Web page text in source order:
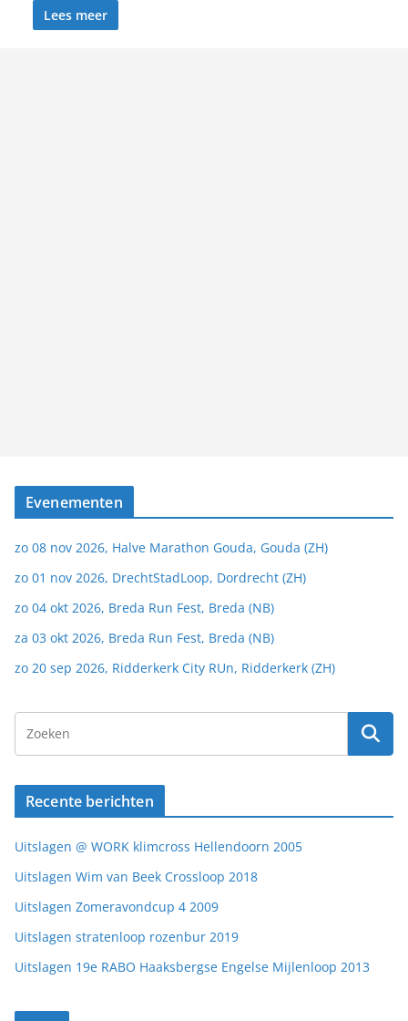
Lees meer
Evenementen
zo 08 nov 2026, Halve Marathon Gouda, Gouda (ZH)
zo 01 nov 2026, DrechtStadLoop, Dordrecht (ZH)
zo 04 okt 2026, Breda Run Fest, Breda (NB)
za 03 okt 2026, Breda Run Fest, Breda (NB)
zo 20 sep 2026, Ridderkerk City RUn, Ridderkerk (ZH)
Recente berichten
Uitslagen @ WORK klimcross Hellendoorn 2005
Uitslagen Wim van Beek Crossloop 2018
Uitslagen Zomeravondcup 4 2009
Uitslagen stratenloop rozenbur 2019
Uitslagen 19e RABO Haaksbergse Engelse Mijlenloop 2013